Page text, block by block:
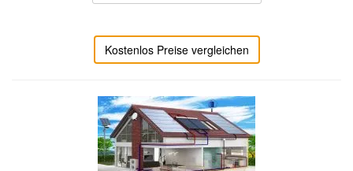
Kostenlos Preise vergleichen